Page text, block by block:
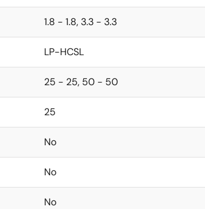
1.8 - 1.8, 3.3 - 3.3
LP-HCSL
25 - 25, 50 - 50
25
No
No
No